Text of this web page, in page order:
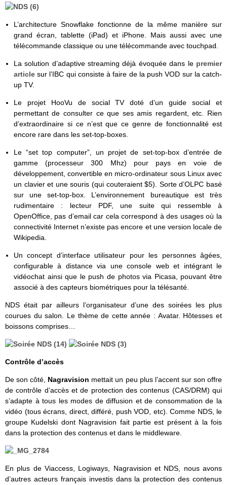
L’architecture Snowflake fonctionne de la même manière sur
grand écran, tablette (iPad) et iPhone. Mais aussi avec une
télécommande classique ou une télécommande avec touchpad.
La solution d’adaptive streaming déjà évoquée dans le premier
articlesur l’IBC qui consiste à faire de la push VOD sur la catch-
up TV.
Le projet HooVu de social TV doté d’un guide social et
permettant de consulter ce que ses amis regardent, etc. Rien
d’extraordinaire si ce n’est que ce genre de fonctionnalité est
encore rare dans les set-top-boxes.
Le “set top computer”, un projet de set-top-box d’entrée de
gamme (processeur 300 Mhz) pour pays en voie de
développement, convertible en micro-ordinateur sous Linux avec
un clavier et une souris (qui couteraient $5). Sorte d’OLPC basé
sur une set-top-box. L’environnement bureautique est très
rudimentaire : lecteur PDF, une suite qui ressemble à
OpenOffice, pas d’email car cela correspond à des usages où la
connectivité Internet n’existe pas encore et une version locale de
Wikipedia.
Un concept d’interface utilisateur pour les personnes âgées,
configurable à distance via une console web et intégrant le
vidéochat ainsi que le push de photos via Picasa, pouvant être
associé à des capteurs biométriques pour la télésanté.
NDS était par ailleurs l’organisateur d’une des soirées les plus
courues du salon. Le thème de cette année : Avatar. Hôtesses et
boissons comprises…
Contrôle d’accès
De son côté, Nagravision mettait un peu plus l’accent sur son offre
de contrôle d’accès et de protection des contenus (CAS/DRM) qui
s’adapte à tous les modes de diffusion et de consommation de la
vidéo (tous écrans, direct, différé, push VOD, etc). Comme NDS, le
groupe Kudelski dont Nagravision fait partie est présent à la fois
dans la protection des contenus et dans le middleware.
En plus de Viaccess, Logiways, Nagravision et NDS, nous avons
d’autres acteurs français investis dans la protection des contenus